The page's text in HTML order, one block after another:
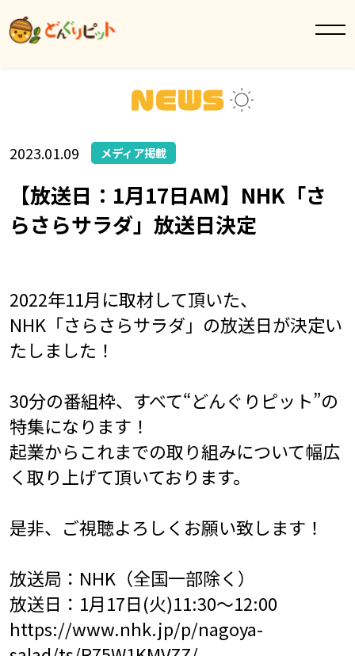
2023.01.09 メディア掲載
【放送日：1月17日AM】NHK「さ
らさらサラダ」放送日決定
2022年11月に取材して頂いた、
NHK「さらさらサラダ」の放送日が決定い
たしました！
30分の番組枠、すべて“どんぐりピット”の
特集になります！
起業からこれまでの取り組みについて幅広
く取り上げて頂いております。
是非、ご視聴よろしくお願い致します！
放送局：NHK（全国一部除く）
放送日：1月17日(火)11:30〜12:00
https://www.nhk.jp/p/nagoya-